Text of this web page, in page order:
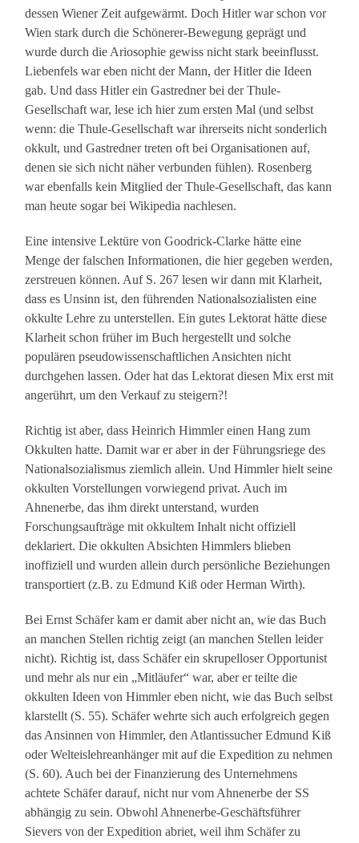
dessen Wiener Zeit aufgewärmt. Doch Hitler war schon vor
Wien stark durch die Schönerer-Bewegung geprägt und
wurde durch die Ariosophie gewiss nicht stark beeinflusst.
Liebenfels war eben nicht der Mann, der Hitler die Ideen
gab. Und dass Hitler ein Gastredner bei der Thule-
Gesellschaft war, lese ich hier zum ersten Mal (und selbst
wenn: die Thule-Gesellschaft war ihrerseits nicht sonderlich
okkult, und Gastredner treten oft bei Organisationen auf,
denen sie sich nicht näher verbunden fühlen). Rosenberg
war ebenfalls kein Mitglied der Thule-Gesellschaft, das kann
man heute sogar bei Wikipedia nachlesen.
Eine intensive Lektüre von Goodrick-Clarke hätte eine
Menge der falschen Informationen, die hier gegeben werden,
zerstreuen können. Auf S. 267 lesen wir dann mit Klarheit,
dass es Unsinn ist, den führenden Nationalsozialisten eine
okkulte Lehre zu unterstellen. Ein gutes Lektorat hätte diese
Klarheit schon früher im Buch hergestellt und solche
populären pseudowissenschaftlichen Ansichten nicht
durchgehen lassen. Oder hat das Lektorat diesen Mix erst mit
angerührt, um den Verkauf zu steigern?!
Richtig ist aber, dass Heinrich Himmler einen Hang zum
Okkulten hatte. Damit war er aber in der Führungsriege des
Nationalsozialismus ziemlich allein. Und Himmler hielt seine
okkulten Vorstellungen vorwiegend privat. Auch im
Ahnenerbe, das ihm direkt unterstand, wurden
Forschungsaufträge mit okkultem Inhalt nicht offiziell
deklariert. Die okkulten Absichten Himmlers blieben
inoffiziell und wurden allein durch persönliche Beziehungen
transportiert (z.B. zu Edmund Kiß oder Herman Wirth).
Bei Ernst Schäfer kam er damit aber nicht an, wie das Buch
an manchen Stellen richtig zeigt (an manchen Stellen leider
nicht). Richtig ist, dass Schäfer ein skrupelloser Opportunist
und mehr als nur ein „Mitläufer“ war, aber er teilte die
okkulten Ideen von Himmler eben nicht, wie das Buch selbst
klarstellt (S. 55). Schäfer wehrte sich auch erfolgreich gegen
das Ansinnen von Himmler, den Atlantissucher Edmund Kiß
oder Welteislehreanhänger mit auf die Expedition zu nehmen
(S. 60). Auch bei der Finanzierung des Unternehmens
achtete Schäfer darauf, nicht nur vom Ahnenerbe der SS
abhängig zu sein. Obwohl Ahnenerbe-Geschäftsführer
Sievers von der Expedition abriet, weil ihm Schäfer zu